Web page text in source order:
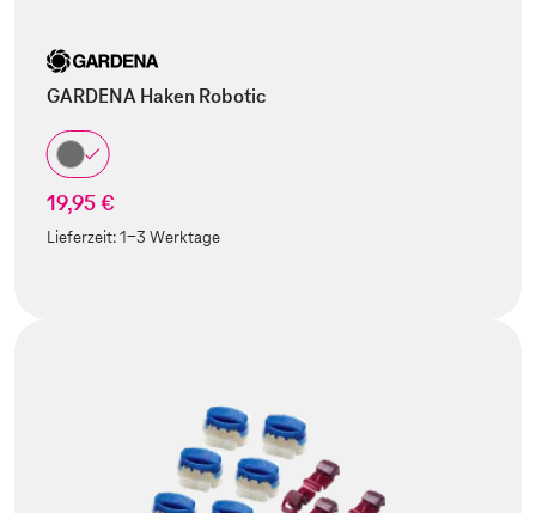
GARDENA Haken Robotic
19,95 €
Lieferzeit:1-3 Werktage